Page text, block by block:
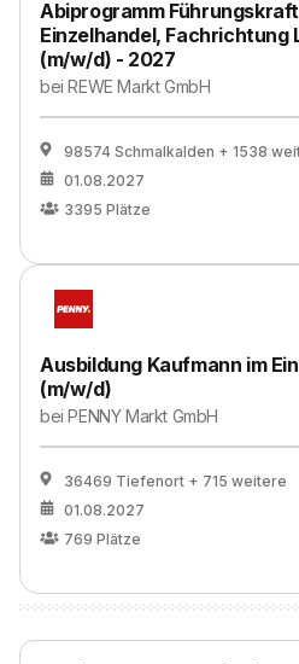
Abiprogramm
Einzelhandel, Fachrichtung
(m/w/d) - 2027
beiREWE Markt GmbH
98574 Schmalkalden + 1538
01.08.2027
3395 Plätze
Ausbildung Kaufmann im
(m/w/d)
beiPENNY Markt GmbH
36469 Tiefenort + 715 weitere
01.08.2027
769 Plätze